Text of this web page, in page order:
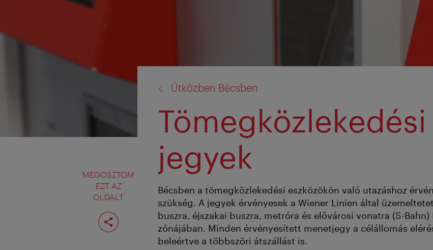
MEGOSZTOM
EZT AZ
OLDALT
Oldal
megosztása
Útközben Bécsben
Tömegközlekedési
jegyek
Bécsben a tömegközlekedési eszközökön való utazáshoz
szükség. A jegyek érvényesek a Wiener Linien által
buszra, éjszakai buszra, metróra és elővárosi vonatra (S-
zónájában. Minden érvényesített menetjegy a célállomás
beleértve a többszöri átszállást is.